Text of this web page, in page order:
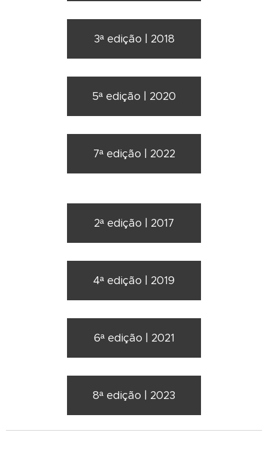
3ª edição | 2018
5ª edição | 2020
7ª edição | 2022
2ª edição | 2017
4ª edição | 2019
6ª edição | 2021
8ª edição | 2023